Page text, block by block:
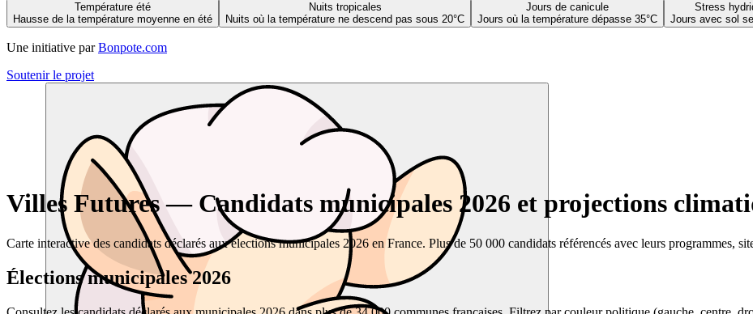
Température été
Hausse de la température moyenne en été
Nuits tropicales
Nuits où la température ne descend pas sous 20°C
Jours de canicule
Jours où la température dépasse 35°C
Stress
Jours avec sol
Une initiative par Bonpote.com
Soutenir le projet
Villes Futures — Candidats municipales 2026 et projections
Carte interactive des candidats déclarés aux élections municipales 2026 en France. Plus de 50 000 candidats référencés avec leurs programmes,
Élections municipales 2026